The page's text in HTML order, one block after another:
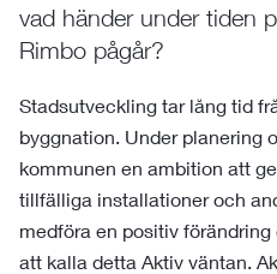
vad händer under tiden
Rimbo pågår?
Stadsutveckling tar lång tid
byggnation. Under planering
kommunen en ambition att
tillfälliga installationer och
medföra en positiv
att kalla detta Aktiv väntan.